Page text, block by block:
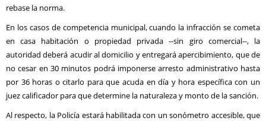
rebase la norma.
En los casos de competencia municipal, cuando la infracción se cometa
en casa habitación o propiedad privada --sin giro comercial--, la
autoridad deberá acudir al domicilio y entregará apercibimiento, que de
no cesar en 30 minutos podrá imponerse arresto administrativo hasta
por 36 horas o citarlo para que acuda en día y hora específica con un
juez calificador para que determine la naturaleza y monto de la sanción.
Al respecto, la Policía estará habilitada con un sonómetro accesible, que